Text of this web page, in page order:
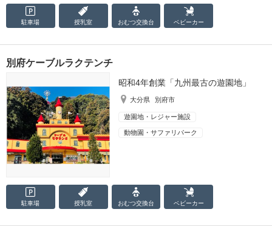
駐車場 授乳室 おむつ交換台 ベビーカー
別府ケーブルラクテンチ
昭和4年創業「九州最古の遊園地」
大分県 別府市
遊園地・レジャー施設
動物園・サファリパーク
駐車場 授乳室 おむつ交換台 ベビーカー